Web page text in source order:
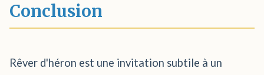
Conclusion
Rêver d'héron est une invitation subtile à un